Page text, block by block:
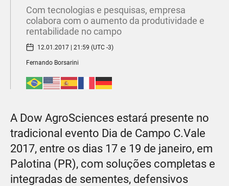
Com tecnologias e pesquisas, empresa
colabora com o aumento da produtividade e
rentabilidade no campo
12.01.2017 | 21:59 (UTC -3)
Fernando Borsarini
A Dow AgroSciences estará presente no
tradicional evento Dia de Campo C.Vale
2017, entre os dias 17 e 19 de janeiro, em
Palotina (PR), com soluções completas e
integradas de sementes, defensivos